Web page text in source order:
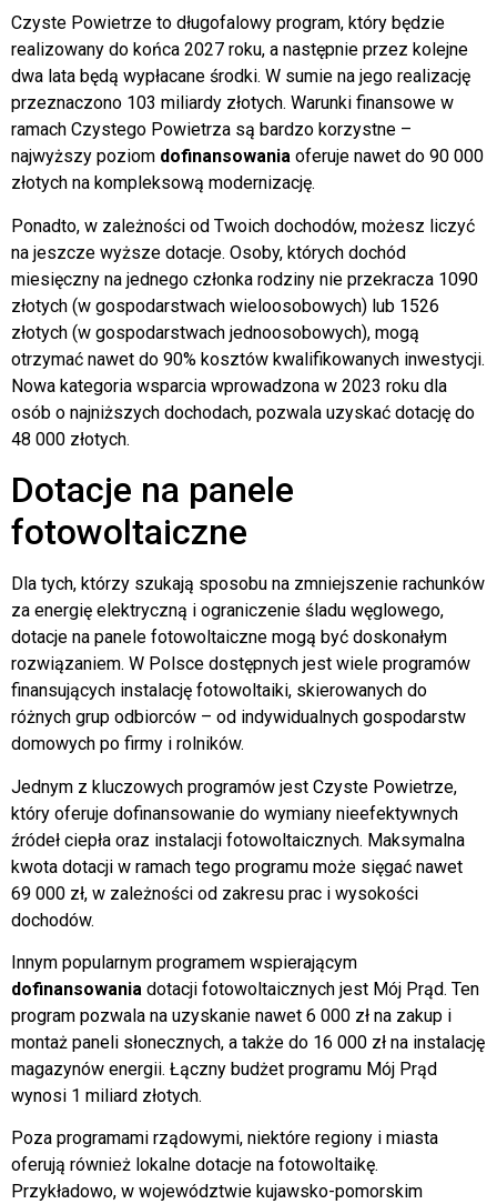
Czyste Powietrze to długofalowy program, który będzie
realizowany do końca 2027 roku, a następnie przez kolejne
dwa lata będą wypłacane środki. W sumie na jego realizację
przeznaczono 103 miliardy złotych. Warunki finansowe w
ramach Czystego Powietrza są bardzo korzystne –
najwyższy poziom dofinansowania oferuje nawet do 90 000
złotych na kompleksową modernizację.
Ponadto, w zależności od Twoich dochodów, możesz liczyć
na jeszcze wyższe dotacje. Osoby, których dochód
miesięczny na jednego członka rodziny nie przekracza 1090
złotych (w gospodarstwach wieloosobowych) lub 1526
złotych (w gospodarstwach jednoosobowych), mogą
otrzymać nawet do 90% kosztów kwalifikowanych inwestycji.
Nowa kategoria wsparcia wprowadzona w 2023 roku dla
osób o najniższych dochodach, pozwala uzyskać dotację do
48 000 złotych.
Dotacje na panele
fotowoltaiczne
Dla tych, którzy szukają sposobu na zmniejszenie rachunków
za energię elektryczną i ograniczenie śladu węglowego,
dotacje na panele fotowoltaiczne mogą być doskonałym
rozwiązaniem. W Polsce dostępnych jest wiele programów
finansujących instalację fotowoltaiki, skierowanych do
różnych grup odbiorców – od indywidualnych gospodarstw
domowych po firmy i rolników.
Jednym z kluczowych programów jest Czyste Powietrze,
który oferuje dofinansowanie do wymiany nieefektywnych
źródeł ciepła oraz instalacji fotowoltaicznych. Maksymalna
kwota dotacji w ramach tego programu może sięgać nawet
69 000 zł, w zależności od zakresu prac i wysokości
dochodów.
Innym popularnym programem wspierającym
dofinansowania dotacji fotowoltaicznych jest Mój Prąd. Ten
program pozwala na uzyskanie nawet 6 000 zł na zakup i
montaż paneli słonecznych, a także do 16 000 zł na instalację
magazynów energii. Łączny budżet programu Mój Prąd
wynosi 1 miliard złotych.
Poza programami rządowymi, niektóre regiony i miasta
oferują również lokalne dotacje na fotowoltaikę.
Przykładowo, w województwie kujawsko-pomorskim